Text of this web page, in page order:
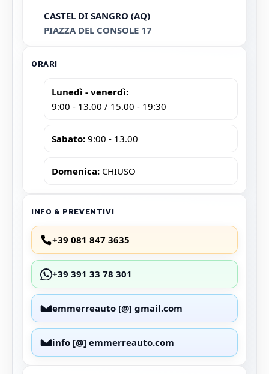
CASTEL DI SANGRO (AQ)
PIAZZA DEL CONSOLE 17
ORARI
Lunedì - venerdì:
9:00 - 13.00 / 15.00 - 19:30
Sabato: 9:00 - 13.00
Domenica: CHIUSO
INFO & PREVENTIVI
+39 081 847 3635
+39 391 33 78 301
emmerreauto [@] gmail.com
info [@] emmerreauto.com